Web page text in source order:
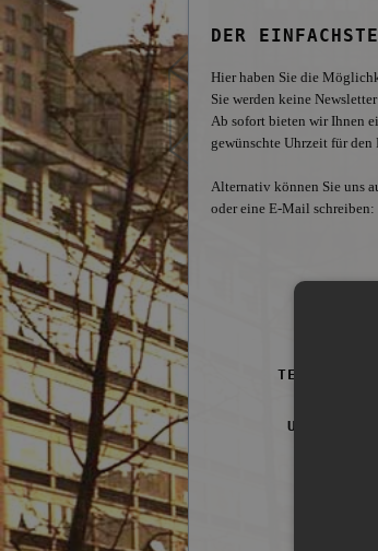
DER
Hier haben Sie die
Sie werden keine
Ab sofort bieten wir Ihnen
gewünschte Uhrzeit für den
Alternativ können Sie uns
oder eine E-Mail schreiben:
TELEFON
UHRZEIT